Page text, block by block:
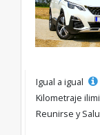
Igual a igual
Kilometraje
Reunirse y